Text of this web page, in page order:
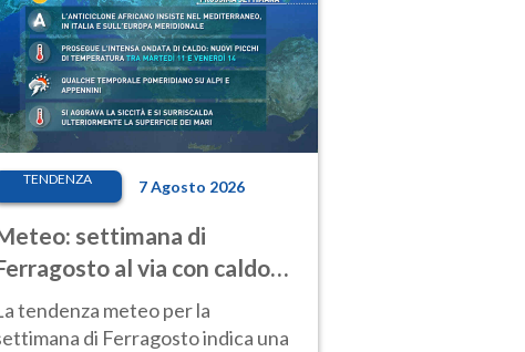
TENDENZA 7 Agosto 2026
settimana di
al via con caldo
e qualche temporale
tendenza meteo per la
di Ferragosto indica una